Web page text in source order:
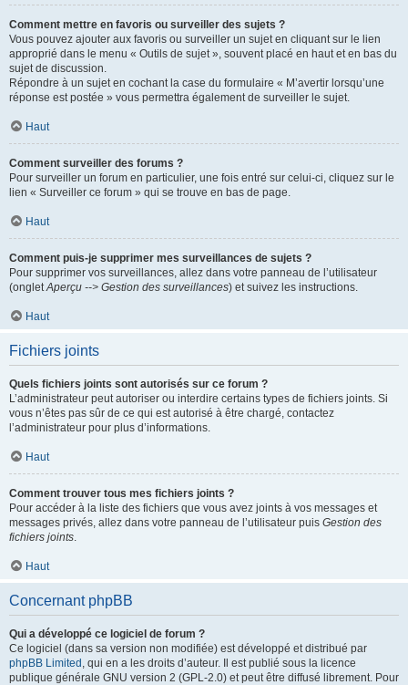
Comment mettre en favoris ou surveiller des sujets ?
Vous pouvez ajouter aux favoris ou surveiller un sujet en cliquant sur le lien
approprié dans le menu « Outils de sujet », souvent placé en haut et en bas du
sujet de discussion.
Répondre à un sujet en cochant la case du formulaire « M’avertir lorsqu’une
réponse est postée » vous permettra également de surveiller le sujet.
Haut
Comment surveiller des forums ?
Pour surveiller un forum en particulier, une fois entré sur celui-ci, cliquez sur le
lien « Surveiller ce forum » qui se trouve en bas de page.
Haut
Comment puis-je supprimer mes surveillances de sujets ?
Pour supprimer vos surveillances, allez dans votre panneau de l’utilisateur
(ongletAperçu --> Gestion des surveillances) et suivez les instructions.
Haut
Fichiers joints
Quels fichiers joints sont autorisés sur ce forum ?
L’administrateur peut autoriser ou interdire certains types de fichiers joints. Si
vous n’êtes pas sûr de ce qui est autorisé à être chargé, contactez
l’administrateur pour plus d’informations.
Haut
Comment trouver tous mes fichiers joints ?
Pour accéder à la liste des fichiers que vous avez joints à vos messages et
messages privés, allez dans votre panneau de l’utilisateur puis Gestion des
fichiers joints.
Haut
Concernant phpBB
Qui a développé ce logiciel de forum ?
Ce logiciel (dans sa version non modifiée) est développé et distribué par
phpBB Limited , qui en a les droits d’auteur. Il est publié sous la licence
publique générale GNU version 2 (GPL-2.0) et peut être diffusé librement. Pour